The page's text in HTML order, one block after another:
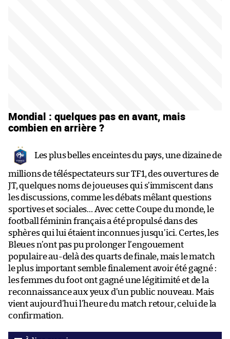
Mondial : quelques pas en avant, mais
combien en arrière ?
Les plus belles enceintes du pays, une dizaine de
millions de téléspectateurs sur TF1, des ouvertures de
JT, quelques noms de joueuses qui s’immiscent dans
les discussions, comme les débats mêlant questions
sportives et sociales… Avec cette Coupe du monde, le
football féminin français a été propulsé dans des
sphères qui lui étaient inconnues jusqu’ici. Certes, les
Bleues n’ont pas pu prolonger l’engouement
populaire au-delà des quarts de finale, mais le match
le plus important semble finalement avoir été gagné :
les femmes du foot ont gagné une légitimité et de la
reconnaissance aux yeux d’un public nouveau. Mais
vient aujourd’hui l’heure du match retour, celui de la
confirmation.